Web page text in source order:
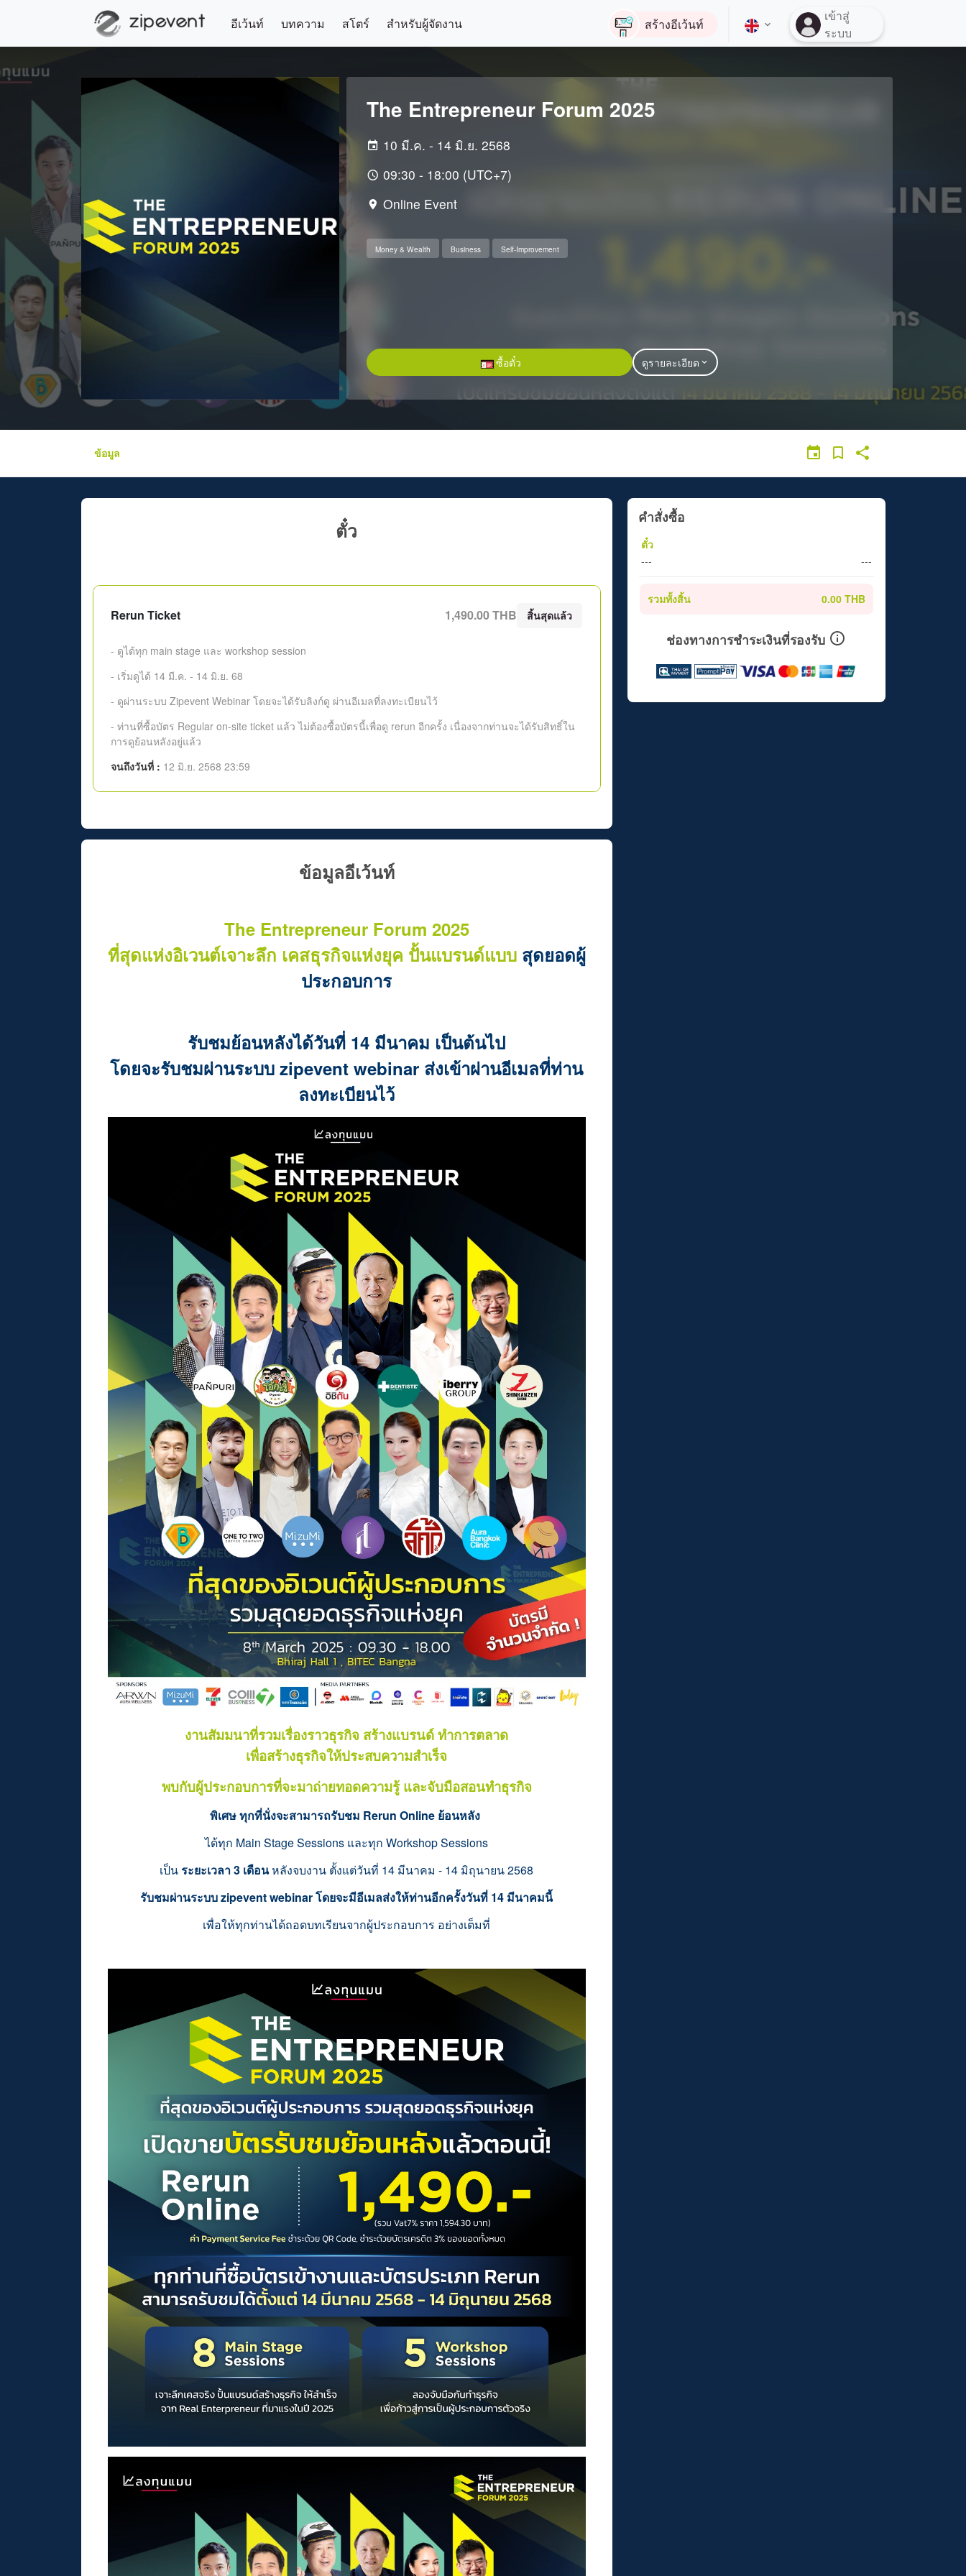
อีเว้นท์ บทความ สโตร์ สำหรับผู้จัดงาน สร้างอีเว้นท์
เข้าสู่
ระบบ
The Entrepreneur Forum 2025
10 มี.ค. - 14 มิ.ย. 2568
09:30 - 18:00 (UTC+7)
Online Event
Money & Wealth Business Self-Improvement
ซื้อตั๋ว ดูรายละเอียด
ข้อมูล
ตั๋ว
Rerun Ticket 1,490.00 THB สิ้นสุดแล้ว
- ดูได้ทุก main stage และ workshop session
- เริ่มดูได้ 14 มี.ค. - 14 มิ.ย. 68
- ดูผ่านระบบ Zipevent Webinar โดยจะได้รับลิงก์ดู ผ่านอีเมลที่ลงทะเบียนไว้
- ท่านที่ซื้อบัตร Regular on-site ticket แล้ว ไม่ต้องซื้อบัตรนี้เพื่อดู rerun อีกครั้ง เนื่องจากท่านจะได้รับสิทธิ์ใน
การดูย้อนหลังอยู่แล้ว
จนถึงวันที่ : 12 มิ.ย. 2568 23:59
ข้อมูลอีเว้นท์
The Entrepreneur Forum 2025
ที่สุดแห่งอิเวนต์เจาะลึก เคสธุรกิจแห่งยุค ปั้นแบรนด์แบบ สุดยอดผู้
ประกอบการ
รับชมย้อนหลังได้วันที่ 14 มีนาคม เป็นต้นไป
โดยจะรับชมผ่านระบบ zipevent webinar ส่งเข้าผ่านอีเมลที่ท่าน
ลงทะเบียนไว้
งานสัมมนาที่รวมเรื่องราวธุรกิจ สร้างแบรนด์ ทำการตลาด
เพื่อสร้างธุรกิจให้ประสบความสำเร็จ
พบกับผู้ประกอบการที่จะมาถ่ายทอดความรู้ และจับมือสอนทำธุรกิจ
พิเศษ ทุกที่นั่งจะสามารถรับชม Rerun Online ย้อนหลัง
ได้ทุก Main Stage Sessions และทุก Workshop Sessions
เป็นระยะเวลา 3 เดือนหลังจบงาน ตั้งแต่วันที่ 14 มีนาคม - 14 มิถุนายน 2568
รับชมผ่านระบบ zipevent webinar โดยจะมีอีเมลส่งให้ท่านอีกครั้งวันที่ 14 มีนาคมนี้
เพื่อให้ทุกท่านได้ถอดบทเรียนจากผู้ประกอบการ อย่างเต็มที่
คำสั่งซื้อ
ตั๋ว
---
---
รวมทั้งสิ้น 0.00 THB
ช่องทางการชำระเงินที่รองรับ